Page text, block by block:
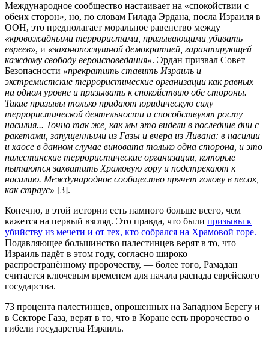
Международное сообщество настаивает на «спокойствии с
обеих сторон», но, по словам Гилада Эрдана, посла Израиля в
ООН, это предполагает моральное равенство между
«кровожадными террористами, призывающими убивать
евреев», и «законопослушной демократией, гарантирующей
каждому свободу вероисповедания». Эрдан призвал Совет
Безопасности «прекратить ставить Израиль и
экстремистские террористические организации как равных
на одном уровне и призывать к спокойствию обе стороны.
Такие призывы только придают юридическую силу
террористической деятельности и способствуют росту
насилия... Точно так же, как мы это видели в последние дни с
ракетами, запущенными из Газы и вчера из Ливана: в насилии
и хаосе в данном случае виновата только одна сторона, и это
палестинские террористические организации, которые
пытаются захватить Храмовую гору и подстрекают к
насилию. Международное сообщество прячет голову в песок,
как страус» [3].
Конечно, в этой истории есть намного больше всего, чем
кажется на первый взгляд. Это правда, что были призывы к
убийству из мечети и от тех, кто собрался на Храмовой горе.
Подавляющее большинство палестинцев верят в то, что
Израиль падёт в этом году, согласно широко
распространённому пророчеству, — более того, Рамадан
считается ключевым временем для начала распада еврейского
государства.
73 процента палестинцев, опрошенных на Западном Берегу и
в Секторе Газа, верят в то, что в Коране есть пророчество о
гибели государства Израиль.